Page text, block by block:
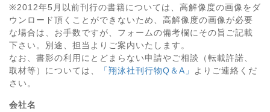
※2012年5月以前刊行の書籍については、高解像度の画像をダ
ウンロード頂くことができないため、高解像度の画像が必要
な場合は、お手数ですが、フォームの備考欄にその旨ご記載
下さい。別途、担当よりご案内いたします。
なお、書影の利用にとどまらない申請やご相談（転載許諾、
取材等）については、
「翔泳社刊行物Q＆A」
よりご連絡くだ
さい。
会社名